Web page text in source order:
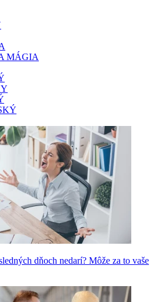
MÁGIA
dňoch nedarí? Môže za to vaše